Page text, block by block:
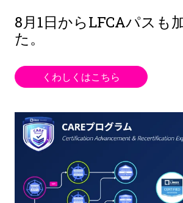
8月1日からLFCAパスも
た。
くわしくはこちら